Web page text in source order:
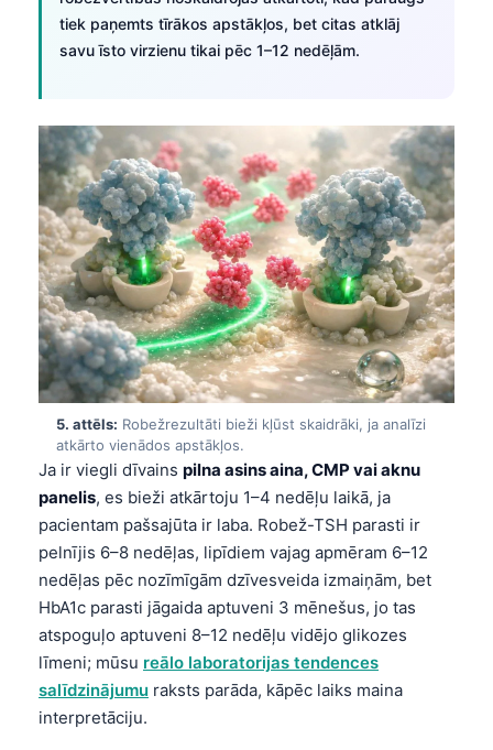
tiek paņemts tīrākos apstākļos, bet citas atklāj
savu īsto virzienu tikai pēc 1–12 nedēļām.
5. attēls: Robežrezultāti bieži kļūst skaidrāki, ja analīzi
atkārto vienādos apstākļos.
Ja ir viegli dīvains pilna asins aina, CMP vai aknu
panelis, es bieži atkārtoju 1–4 nedēļu laikā, ja
pacientam pašsajūta ir laba. Robež-TSH parasti ir
pelnījis 6–8 nedēļas, lipīdiem vajag apmēram 6–12
nedēļas pēc nozīmīgām dzīvesveida izmaiņām, bet
HbA1c parasti jāgaida aptuveni 3 mēnešus, jo tas
atspoguļo aptuveni 8–12 nedēļu vidējo glikozes
līmeni; mūsu reālo laboratorijas tendences
salīdzinājumu raksts parāda, kāpēc laiks maina
interpretāciju.